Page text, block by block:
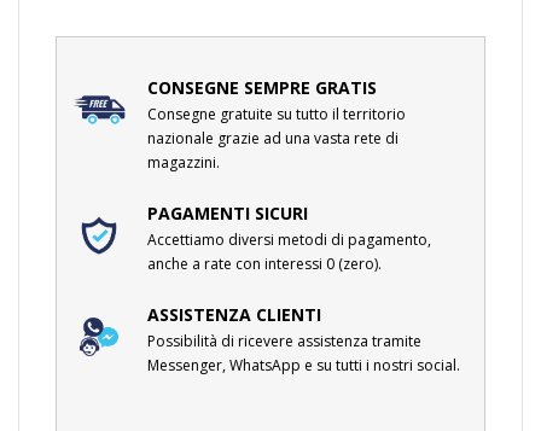
CONSEGNE SEMPRE GRATIS
Consegne gratuite su tutto il territorio
nazionale grazie ad una vasta rete di
magazzini.
PAGAMENTI SICURI
Accettiamo diversi metodi di pagamento,
anche a rate con interessi 0 (zero).
ASSISTENZA CLIENTI
Possibilità di ricevere assistenza tramite
Messenger, WhatsApp e su tutti i nostri social.